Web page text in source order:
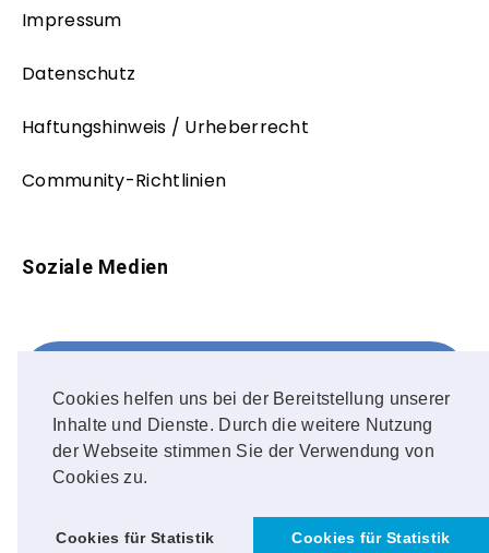
Cookies helfen uns bei der Bereitstellung unserer
Inhalte und Dienste. Durch die weitere Nutzung
der Webseite stimmen Sie der Verwendung von
Cookies zu.
Cookies für Statistik Cookies für Statistik
Impressum
Datenschutz
Haftungshinweis / Urheberrecht
Community-Richtlinien
Soziale Medien
FOLLOW ME!
Instagram
OUR PHOTOS!